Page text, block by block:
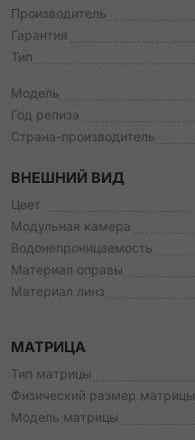
Производитель
Гарантия
Тип
Модель
Год релиза
Страна-производитель
ВНЕШНИЙ ВИД
Цвет
Модульная камера
Водонепроницаемость
Материал оправы
Материал линз
МАТРИЦА
Тип матрицы
Физический размер матрицы
Модель матрицы